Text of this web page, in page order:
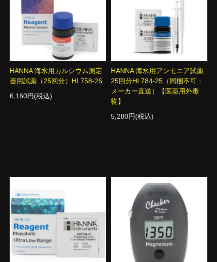
HANNA 海水用カルシウム測定
器用試薬（25回分）HI 758-26
6,160円(税込)
HANNA 海水用アンモニア試薬
25回分HI 784-25（同梱不可：
メーカー直送）【医薬用外毒
物】
5,280円(税込)